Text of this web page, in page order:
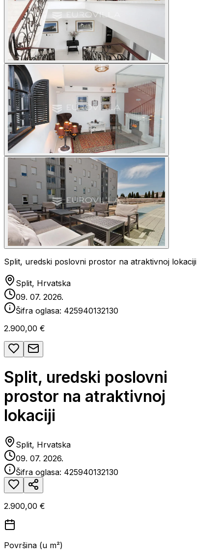
Split, uredski poslovni prostor na atraktivnoj lokaciji
Split, Hrvatska
09. 07. 2026.
Šifra oglasa: 425940132130
2.900,00 €
Split, uredski poslovni
prostor na atraktivnoj
lokaciji
Split, Hrvatska
09. 07. 2026.
Šifra oglasa: 425940132130
2.900,00 €
Površina (u m²)